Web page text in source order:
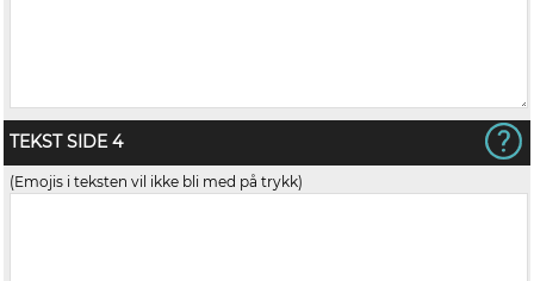
TEKST SIDE 4
(Emojis i teksten vil ikke bli med på trykk)